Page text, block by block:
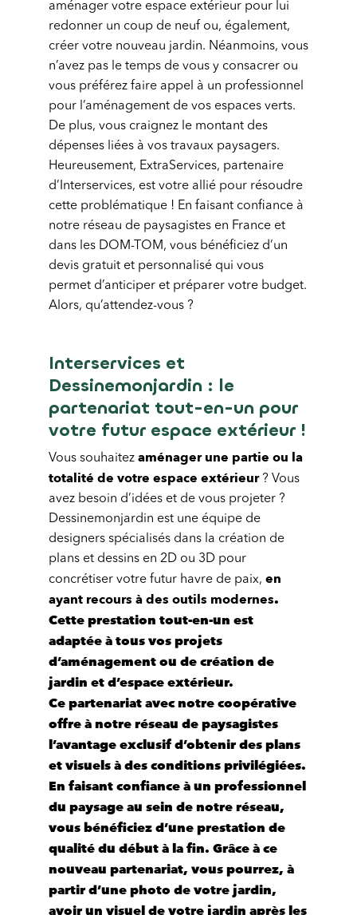
aménager votre espace extérieur pour lui
redonner un coup de neuf ou, également,
créer votre nouveau jardin. Néanmoins, vous
n’avez pas le temps de vous y consacrer ou
vous préférez faire appel à un professionnel
pour l’aménagement de vos espaces verts.
De plus, vous craignez le montant des
dépenses liées à vos travaux paysagers.
Heureusement, ExtraServices, partenaire
d’Interservices, est votre allié pour résoudre
cette problématique ! En faisant confiance à
notre réseau de paysagistes en France et
dans les DOM-TOM, vous bénéficiez d’un
devis gratuit et personnalisé qui vous
permet d’anticiper et préparer votre budget.
Alors, qu’attendez-vous ?
Interservices et
Dessinemonjardin : le
partenariat tout-en-un pour
votre futur espace extérieur !
Vous souhaitez aménager une partie ou la
totalité de votre espace extérieur? Vous
avez besoin d’idées et de vous projeter ?
Dessinemonjardin est une équipe de
designers spécialisés dans la création de
plans et dessins en 2D ou 3D pour
concrétiser votre futur havre de paix, en
ayant recours à des outils modernes.
Cette prestation tout-en-un est
adaptée à tousvos projets
d’aménagement ou de création de
jardin et d’espace extérieur.
Ce partenariat avec notre coopérative
offre ànotre réseau de paysagistes
l’avantage exclusif d’obtenir des plans
et visuels à des conditions privilégiées.
En faisant confiance àun professionnel
du paysage au sein de notre réseau,
vous bénéficiez d’une prestation de
qualité du début à la fin. Grâce à ce
nouveau partenariat, vous pourrez, à
partir d’une photo de votre jardin,
avoirun visuel de votre jardin après les